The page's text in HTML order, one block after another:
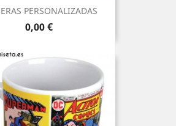
PERSONALIZADAS
Precio
0,00 €